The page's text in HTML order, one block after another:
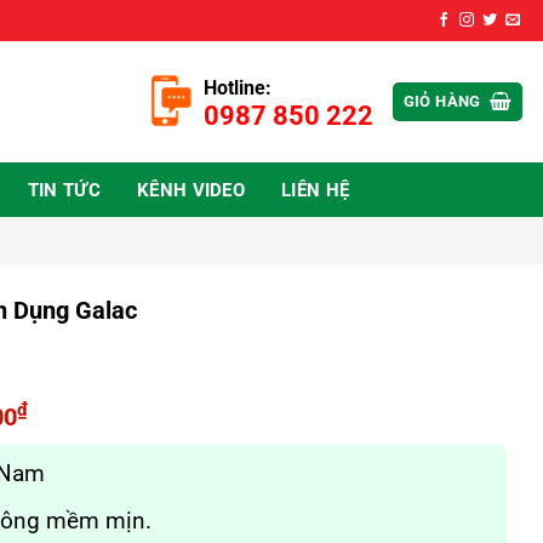
Hotline:
0987 850 222 GIỎ HÀNG
TIN TỨC KÊNH VIDEO LIÊN HỆ
Dụng Galac
₫
mềm mịn.